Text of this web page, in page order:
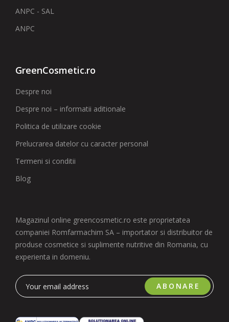
ANPC - SAL
ANPC
GreenCosmetic.ro
Despre noi
Despre noi – informatii aditionale
Politica de utilizare cookie
Prelucrarea datelor cu caracter personal
Termeni si conditii
Blog
Magazinul online greencosmetic.ro este proprietatea
companiei Romfarmachim SA – importator si distribuitor de
produse cosmetice si suplimente nutritive din Romania, cu
experienta in domeniu.
ABONARE